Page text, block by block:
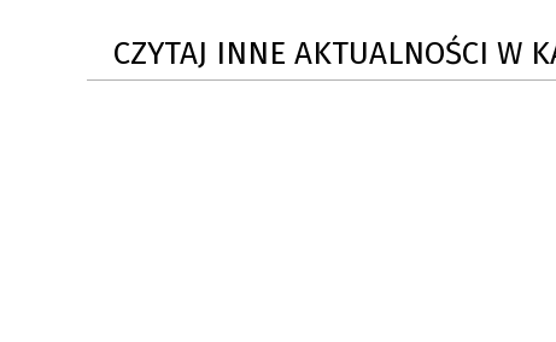
WAŻNA INFORMACJA - DOT.
CZYTAJ INNE AKTUALNOŚCI W